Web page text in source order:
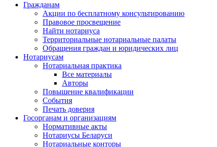
Гражданам
Акции по бесплатному консультированию
Правовое просвещение
Найти нотариуса
Территориальные нотариальные палаты
Обращения граждан и юридических лиц
Нотариусам
Нотариальная практика
Все материалы
Авторы
Повышение квалификации
События
Печать доверия
Госорганам и организациям
Нормативные акты
Нотариусы Беларуси
Нотариальные конторы